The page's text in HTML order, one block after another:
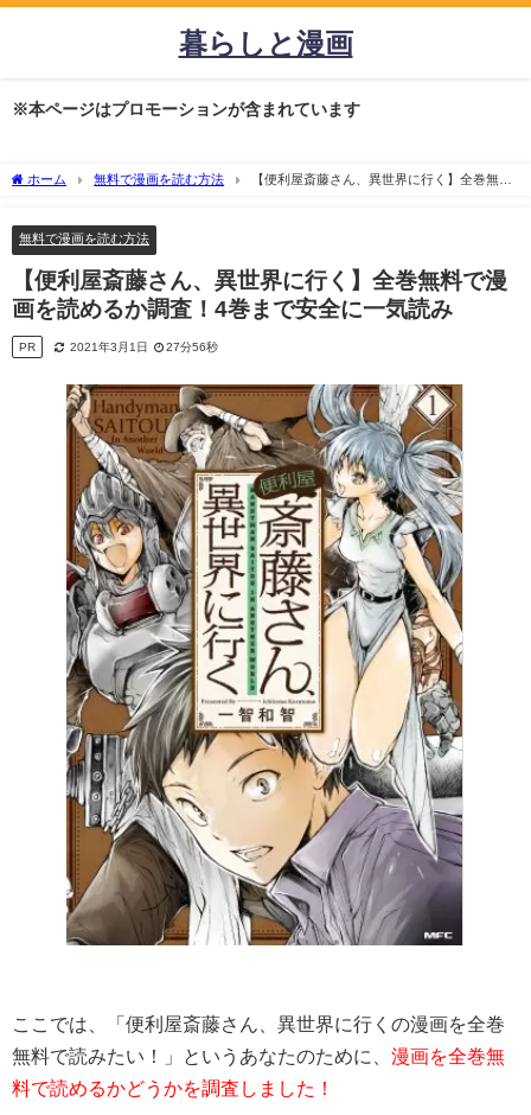
暮らしと漫画
※本ページはプロモーションが含まれています
ホーム 無料で漫画を読む方法
【便利屋斎藤さん、異世界に行く】全巻無料
無料で漫画を読む方法
【便利屋斎藤さん、異世界に行く】全巻無料で漫
画を読めるか調査！4巻まで安全に一気読み
PR 2021年3月1日 27分56秒
ここでは、「便利屋斎藤さん、異世界に行くの漫画を全巻
無料で読みたい！」というあなたのために、 漫画を全巻無
料で読めるかどうかを調査しました！